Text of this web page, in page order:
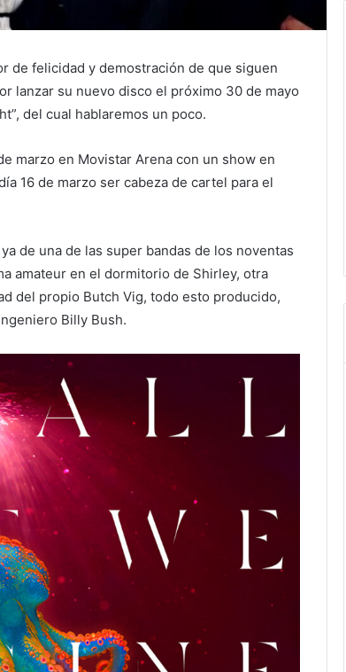
de felicidad y demostración de que siguen
lanzar su nuevo disco el próximo 30 de mayo
del cual hablaremos un poco.
marzo en Movistar Arena con un show en
16 de marzo ser cabeza de cartel para el
de una de las super bandas de los noventas
amateur en el dormitorio de Shirley, otra
del propio Butch Vig, todo esto producido,
Billy Bush.